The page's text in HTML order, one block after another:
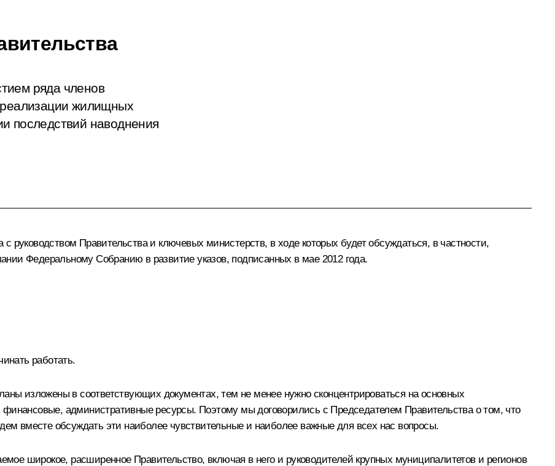
ряда членов
реализации жилищных
последствий наводнения
руководством Правительства и ключевых министерств, в ходе которых будет обсуждаться, в частности,
Федеральному Собранию в развитие указов, подписанных в мае 2012 года.
работать.
изложены в соответствующих документах, тем не менее нужно сконцентрироваться на основных
административные ресурсы. Поэтому мы договорились с Председателем Правительства о том, что
вместе обсуждать эти наиболее чувствительные и наиболее важные для всех нас вопросы.
широкое, расширенное Правительство, включая в него и руководителей крупных муниципалитетов и регионов